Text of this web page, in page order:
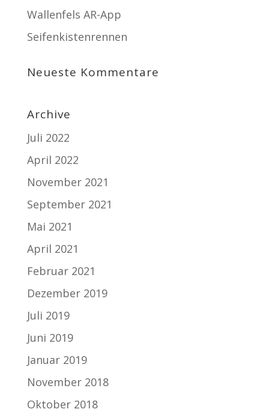
Wallenfels AR-App
Seifenkistenrennen
Neueste Kommentare
Archive
Juli 2022
April 2022
November 2021
September 2021
Mai 2021
April 2021
Februar 2021
Dezember 2019
Juli 2019
Juni 2019
Januar 2019
November 2018
Oktober 2018